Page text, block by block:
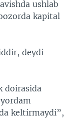
ushlab
kapital
deydi
doirasida
keltirmaydi”,